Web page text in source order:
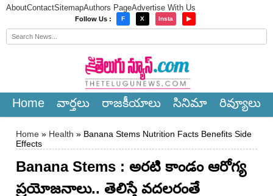
AboutContactSitemapAuthors PageAdvertise With Us
Follow Us : F X Insta ▶
Home వార్త‌లు రాజ‌కీయాలు సినిమా రివ్యూలు
Home » Health » Banana Stems Nutrition Facts Benefits Side
Effects
Banana Stems : అరటి కాండం ఆరోగ్య
ప్రయోజనాలు.. తెలిస్తే వ‌ద‌ల‌రంతే